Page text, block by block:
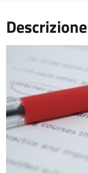
Descrizione